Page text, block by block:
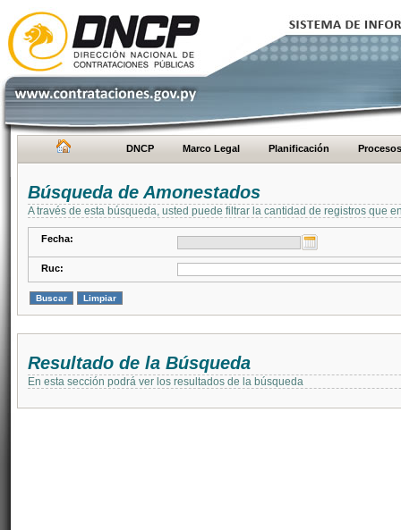
DNCP Marco Legal Planificación Procesos
Búsqueda de Amonestados
A través de esta búsqueda, usted puede filtrar la cantidad de registros que
Fecha:
Ruc:
Resultado de la Búsqueda
En esta sección podrá ver los resultados de la búsqueda